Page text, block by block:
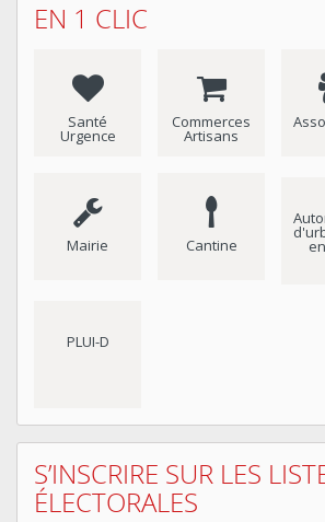
EN 1 CLIC
Santé
Urgence
Commerces
Artisans
Mairie Cantine
PLUI-D
S’INSCRIRE SUR LES
ÉLECTORALES